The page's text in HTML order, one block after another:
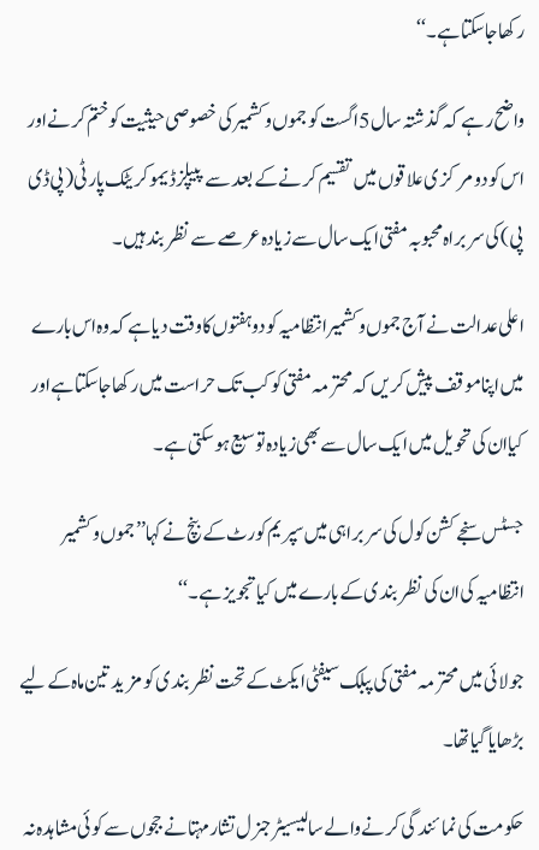
رکھا جاسکتا ہے۔‘‘
واضح رہے کہ گذشتہ سال 5 اگست کو جموں و کشمیر کی خصوصی حیثیت کو ختم کرنے اور
اس کو دو مرکزی علاقوں میں تقسیم کرنے کے بعد سے پیپلز ڈیموکریٹک پارٹی (پی ڈی
پی) کی سربراہ محبوبہ مفتی ایک سال سے زیادہ عرصے سے نظربند ہیں۔
اعلی عدالت نے آج جموں وکشمیر انتظامیہ کو دو ہفتوں کا وقت دیا ہے کہ وہ اس بارے
میں اپنا موقف پیش کریں کہ محترمہ مفتی کو کب تک حراست میں رکھا جاسکتا ہے اور
کیا ان کی تحویل میں ایک سال سے بھی زیادہ توسیع ہوسکتی ہے۔
جسٹس سنجے کشن کول کی سربراہی میں سپریم کورٹ کے بنچ نے کہا ’’جموں و کشمیر
انتظامیہ کی ان کی نظربندی کے بارے میں کیا تجویز ہے۔‘‘
جولائی میں محترمہ مفتی کی پبلک سیفٹی ایکٹ کے تحت نظر بندی کو مزید تین ماہ کے لیے
بڑھایا گیا تھا۔
حکومت کی نمائندگی کرنے والے سالیسیٹر جنرل تشار مہتا نے ججوں سے کوئی مشاہدہ نہ